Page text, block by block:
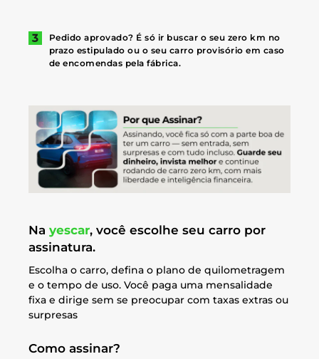
Pedido aprovado? É só ir buscar o seu zero km no
prazo estipulado ou o seu carro provisório em caso
de encomendas pela fábrica.
Na yescar, você escolhe seu carro por
assinatura.
Escolha o carro, defina o plano de quilometragem
e o tempo de uso. Você paga uma mensalidade
fixa e dirige sem se preocupar com taxas extras ou
surpresas
Como assinar?